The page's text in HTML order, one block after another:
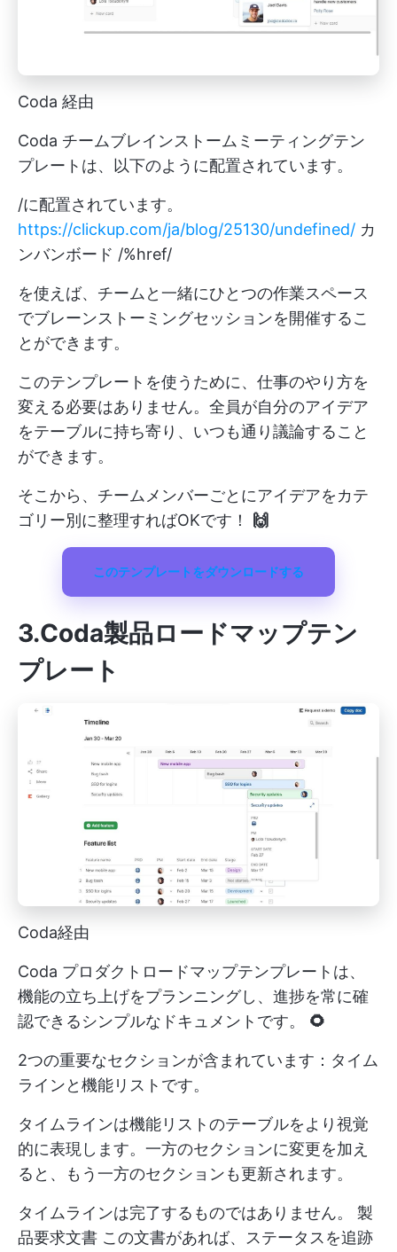
Coda 経由
Coda チームブレインストームミーティングテン
プレートは、以下のように配置されています。
/に配置されています。
https://clickup.com/ja/blog/25130/undefined/ カ
ンバンボード /%href/
を使えば、チームと一緒にひとつの作業スペース
でブレーンストーミングセッションを開催するこ
とができます。
このテンプレートを使うために、仕事のやり方を
変える必要はありません。全員が自分のアイデア
をテーブルに持ち寄り、いつも通り議論すること
ができます。
そこから、チームメンバーごとにアイデアをカテ
ゴリー別に整理すればOKです！ 🙌
このテンプレートをダウンロードする
3.Coda製品ロードマップテン
プレート
Coda経由
Coda プロダクトロードマップテンプレートは、
機能の立ち上げをプランニングし、進捗を常に確
認できるシンプルなドキュメントです。 🌻
2つの重要なセクションが含まれています：タイム
ラインと機能リストです。
タイムラインは機能リストのテーブルをより視覚
的に表現します。一方のセクションに変更を加え
ると、もう一方のセクションも更新されます。
タイムラインは完了するものではありません。 製
品要求文書 この文書があれば、ステータスを追跡